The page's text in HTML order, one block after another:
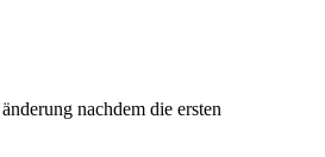
nachdem die ersten